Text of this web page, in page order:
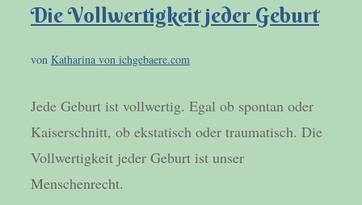
Die Vollwertigkeit jeder Geburt
von Katharina von ichgebaere.com
Jede Geburt ist vollwertig. Egal ob spontan oder
Kaiserschnitt, ob ekstatisch oder traumatisch. Die
Vollwertigkeit jeder Geburt ist unser
Menschenrecht.